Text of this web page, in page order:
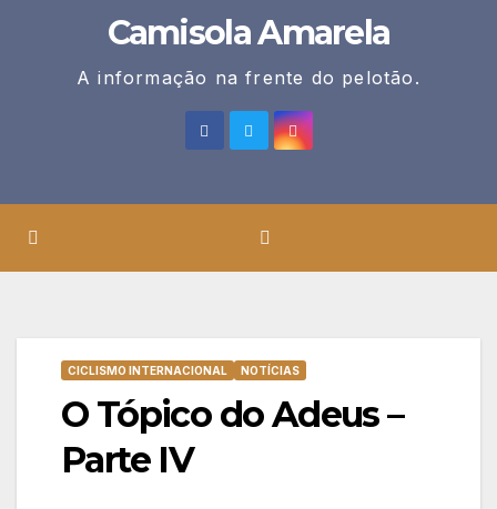
Camisola Amarela
A informação na frente do pelotão.
CICLISMO INTERNACIONAL NOTÍCIAS
O Tópico do Adeus –
Parte IV